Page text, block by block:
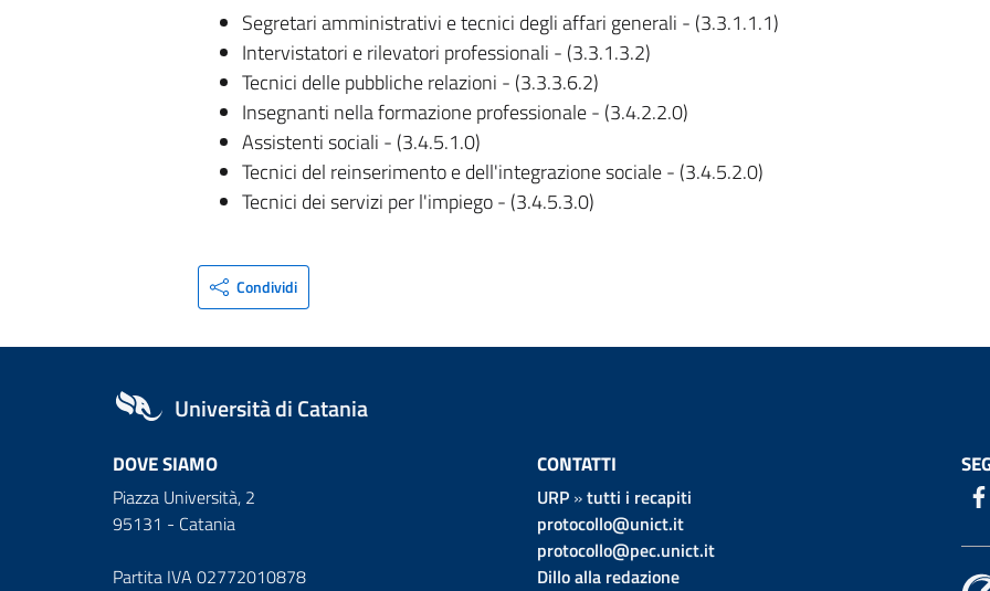
Segretari amministrativi e tecnici degli affari generali - (3.3.1.1.1)
Intervistatori e rilevatori professionali - (3.3.1.3.2)
Tecnici delle pubbliche relazioni - (3.3.3.6.2)
Insegnanti nella formazione professionale - (3.4.2.2.0)
Assistenti sociali - (3.4.5.1.0)
Tecnici del reinserimento e dell'integrazione sociale - (3.4.5.2.0)
Tecnici dei servizi per l'impiego - (3.4.5.3.0)
Condividi
Università di Catania
DOVE SIAMO
Piazza Università, 2
95131 - Catania
Partita IVA 02772010878
CONTATTI
URP»tutti i recapiti
protocollo@unict.it
protocollo@pec.unict.it
Dillo alla redazione